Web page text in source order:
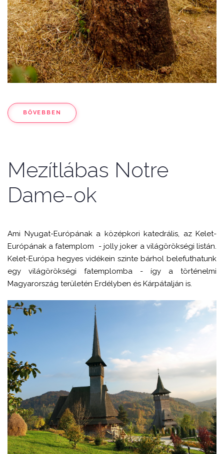
BŐVEBBEN
Mezítlábas Notre
Dame-ok
Ami Nyugat-Európának a középkori katedrális, az Kelet-
Európának a fatemplom - jolly joker a világörökségi listán.
Kelet-Európa hegyes vidékein szinte bárhol belefuthatunk
egy világörökségi fatemplomba - így a történelmi
Magyarország területén Erdélyben és Kárpátalján is.